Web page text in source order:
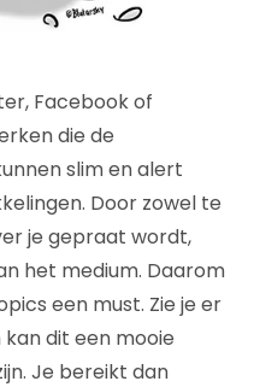
Facebook of
die de
slim en alert
Door zowel te
je gepraat wordt,
het medium. Daarom
een must. Zie je er
dit een mooie
Je bereikt dan